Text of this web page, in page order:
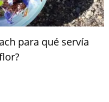
para qué servía